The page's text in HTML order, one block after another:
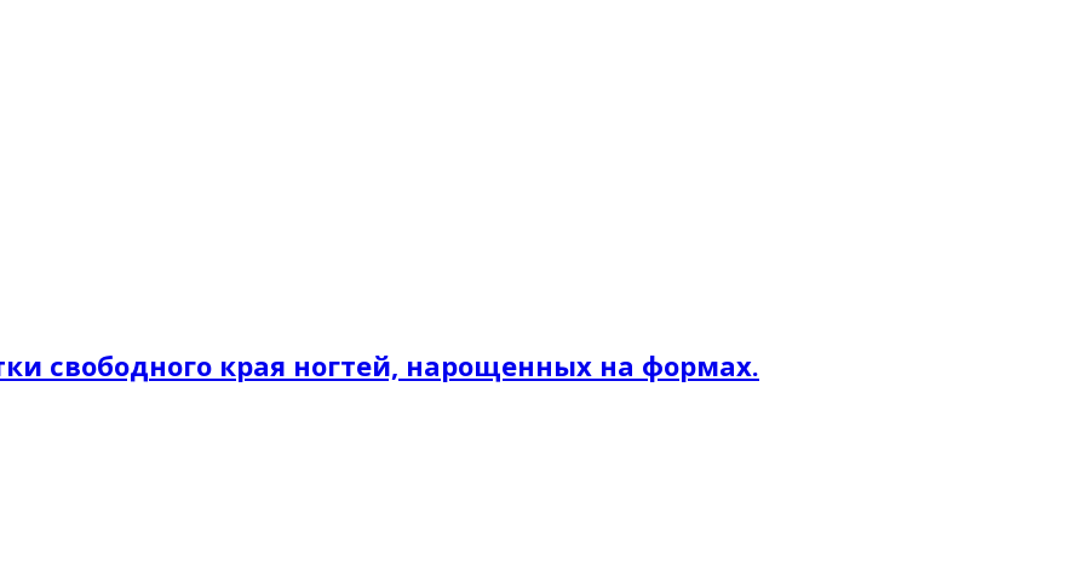
свободного края ногтей, нарощенных на формах.